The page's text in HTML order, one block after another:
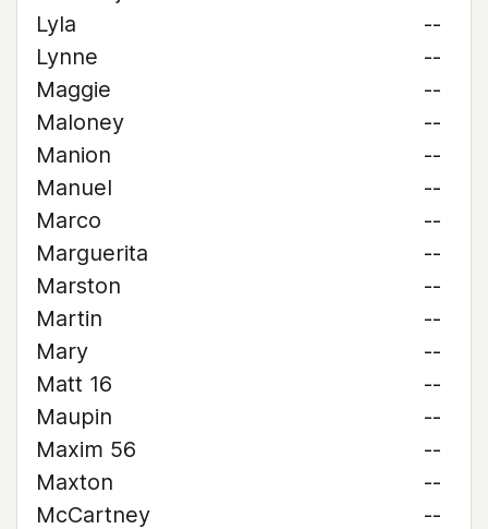
Lyla
--
Lynne
--
Maggie
--
Maloney
--
Manion
--
Manuel
--
Marco
--
Marguerita
--
Marston
--
Martin
--
Mary
--
Matt 16
--
Maupin
--
Maxim 56
--
Maxton
--
McCartney
--